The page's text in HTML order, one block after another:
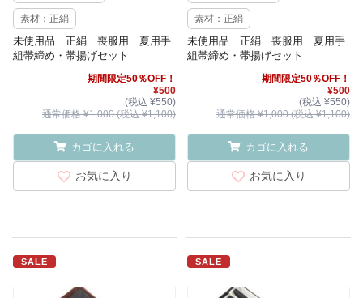
素材：正絹
未使用品 正絹 喪服用 夏用手
組帯締め・帯揚げセット
期間限定50％OFF！
¥500
(税込 ¥550)
通常価格 ¥1,000 (税込 ¥1,100)
カゴに入れる
お気に入り
素材：正絹
未使用品 正絹 喪服用 夏用手
組帯締め・帯揚げセット
期間限定50％OFF！
¥500
(税込 ¥550)
通常価格 ¥1,000 (税込 ¥1,100)
カゴに入れる
お気に入り
SALE SALE